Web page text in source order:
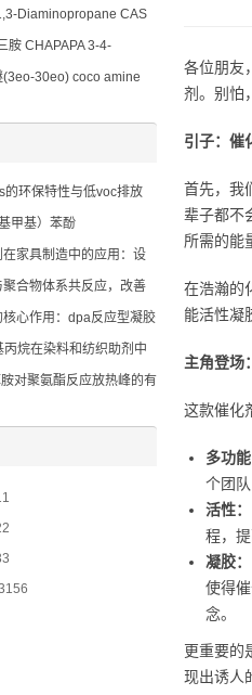
各位朋友
剂。别怕
引子：催
首先，我
辈子都不
所需的能
在浩瀚的
能活性凝
主角登场
这款催化
多功能
个团
活性：
程，提
凝胶：
使得
念。
更重要的
现出诱人
CAS No 5332-73-0
Diaminopropane CAS
胺 CHAPAPA 3-4-
CAS No:5332-73-0
30eo) coco amine
的环保特性与低voc排放
甲基）苯酚
家具制造中的应用：设
和谐统一
合物体系共反应，改善
心作用：dpa反应型凝胶
烷在染料和纺织助剂中
对聚氨酯反应放热峰的有